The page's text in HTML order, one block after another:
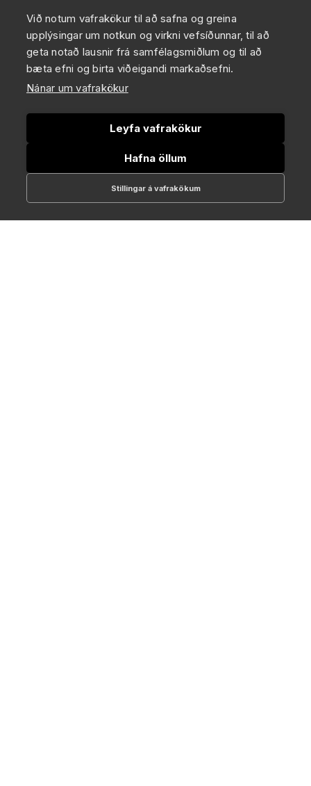
Við notum vafrakökur til að safna og greina
upplýsingar um notkun og virkni vefsíðunnar, til að
geta notað lausnir frá samfélagsmiðlum og til að
bæta efni og birta viðeigandi markaðsefni.
Nánar um vafrakökur
Leyfa vafrakökur
Hafna öllum
Stillingar á vafrakökum